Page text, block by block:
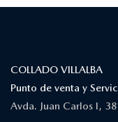
COLLADO VILLALBA
Punto de venta y
Avda. Juan Carlos I,